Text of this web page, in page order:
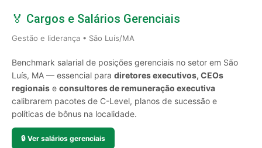
🏅 Cargos e Salários Gerenciais
Gestão e liderança • São Luís/MA
Benchmark salarial de posições gerenciais no setor em São
Luís, MA — essencial para diretores executivos, CEOs
regionais e consultores de remuneração executiva
calibrarem pacotes de C-Level, planos de sucessão e
políticas de bônus na localidade.
🔒 Ver salários gerenciais